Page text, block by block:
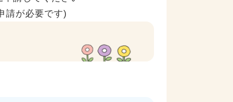
請が必要です)